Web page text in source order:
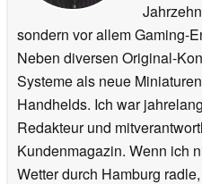
sondern vor allem Gaming-
Neben diversen Original-
Systeme als neue
Handhelds. Ich war
Redakteur und
Kundenmagazin. Wenn ich
Wetter durch Hamburg